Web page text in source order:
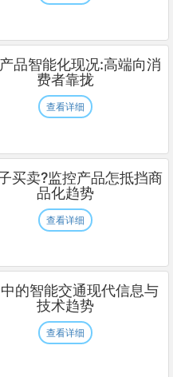
品智能化现况:高端向消
费者靠拢
查看详细
买卖?监控产品怎抵挡商
品化趋势
查看详细
的智能交通现代信息与
技术趋势
查看详细